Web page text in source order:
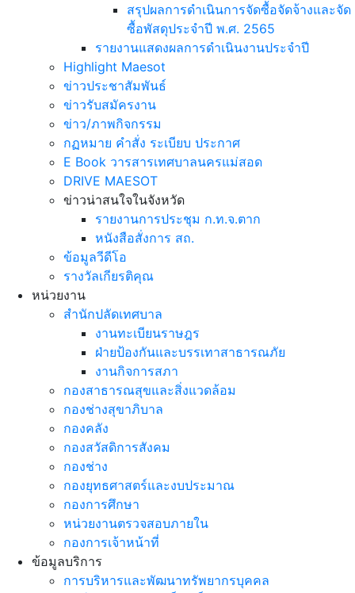
สรุปผลการดำเนินการจัดซื้อจัดจ้างและจัด
ซื้อพัสดุประจำปี พ.ศ. 2565
รายงานแสดงผลการดำเนินงานประจำปี
Highlight Maesot
ข่าวประชาสัมพันธ์
ข่าวรับสมัครงาน
ข่าว/ภาพกิจกรรม
กฏหมาย คำสั่ง ระเบียบ ประกาศ
E Book วารสารเทศบาลนครแม่สอด
DRIVE MAESOT
ข่าวน่าสนใจในจังหวัด
รายงานการประชุม ก.ท.จ.ตาก
หนังสือสั่งการ สถ.
ข้อมูลวีดีโอ
รางวัลเกียรติคุณ
หน่วยงาน
สำนักปลัดเทศบาล
งานทะเบียนราษฎร
ฝ่ายป้องกันและบรรเทาสาธารณภัย
งานกิจการสภา
กองสาธารณสุขและสิ่งแวดล้อม
กองช่างสุขาภิบาล
กองคลัง
กองสวัสดิการสังคม
กองช่าง
กองยุทธศาสตร์และงบประมาณ
กองการศึกษา
หน่วยงานตรวจสอบภายใน
กองการเจ้าหน้าที่
ข้อมูลบริการ
การบริหารและพัฒนาทรัพยากรบุคคล